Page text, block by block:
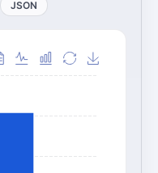
JSON